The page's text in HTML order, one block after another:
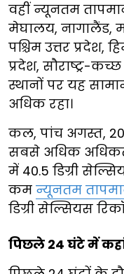
वहीं न्यूनतम
मेघालय, नागालैंड,
पश्चिम उत्तर प्रदेश,
प्रदेश, सौराष्ट्र-
स्थानों पर यह
अधिक रहा।
कल, पांच अगस्त,
सबसे अधिक
में 40.5 डिग्री
कम न्यूनतम
डिग्री सेल्सियस
पिछले 24 घंटे में